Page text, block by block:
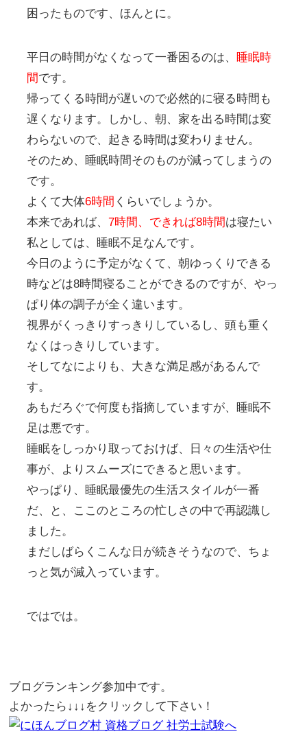
困ったものです、ほんとに。
平日の時間がなくなって一番困るのは、
睡眠時
間です。
帰ってくる時間が遅いので必然的に寝る時間も
遅くなります。しかし、朝、家を出る時間は変
わらないので、起きる時間は変わりません。
そのため、睡眠時間そのものが減ってしまうの
です。
よくて大体6時間 くらいでしょうか。
本来であれば、 7時間、できれば8時間は寝たい
私としては、睡眠不足なんです。
今日のように予定がなくて、朝ゆっくりできる
時などは8時間寝ることができるのですが、やっ
ぱり体の調子が全く違います。
視界がくっきりすっきりしているし、頭も重く
なくはっきりしています。
そしてなによりも、大きな満足感があるんで
す。
あもだろぐで何度も指摘していますが、睡眠不
足は悪です。
睡眠をしっかり取っておけば、日々の生活や仕
事が、よりスムーズにできると思います。
やっぱり、睡眠最優先の生活スタイルが一番
だ、と、ここのところの忙しさの中で再認識し
ました。
まだしばらくこんな日が続きそうなので、ちょ
っと気が滅入っています。
ではでは。
ブログランキング参加中です。
よかったら↓↓↓をクリックして下さい！